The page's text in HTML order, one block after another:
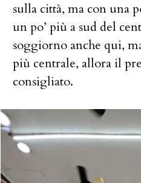
sulla città, ma con una
un po’ più a sud del
soggiorno anche qui,
più centrale, allora il
consigliato.